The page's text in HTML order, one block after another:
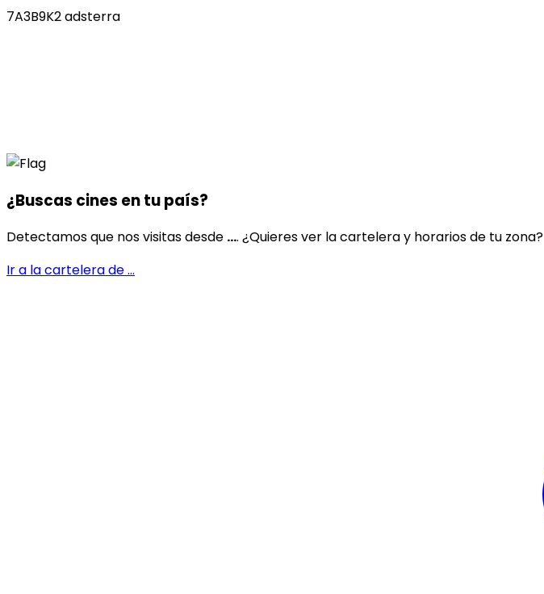
7A3B9K2 adsterra
¿Buscas cines entu país?
Detectamos que nos visitas desde .... ¿Quieres ver la cartelera y horarios de tu zona?
Ir a la cartelera de...